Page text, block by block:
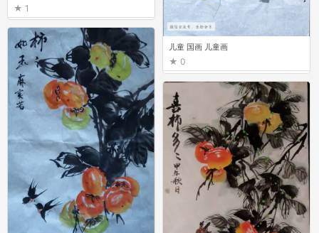
1
儿童 国画 儿童画
0